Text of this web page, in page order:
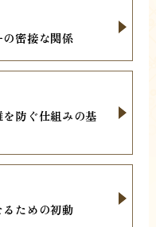
密接な関係
防ぐ仕組みの基
ための初動